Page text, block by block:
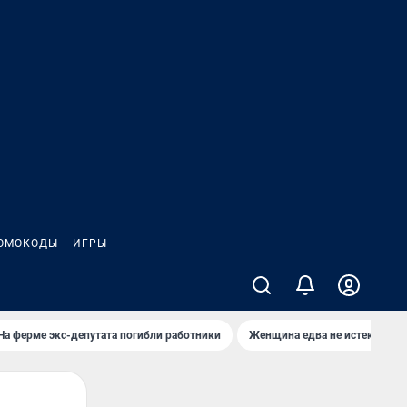
ИГРЫ
ферме экс-депутата погибли работники Женщина едва не истекла